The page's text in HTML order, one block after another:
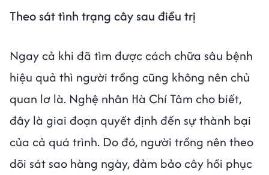
Theo sát tình trạng cây sau điều trị
Ngay cả khi đã tìm được cách chữa sâu bệnh
hiệu quả thì người trồng cũng không nên chủ
quan lơ là. Nghệ nhân Hà Chí Tâm cho biết,
đây là giai đoạn quyết định đến sự thành bại
của cả quá trình. Do đó, người trồng nên theo
dõi sát sao hàng ngày, đảm bảo cây hồi phục